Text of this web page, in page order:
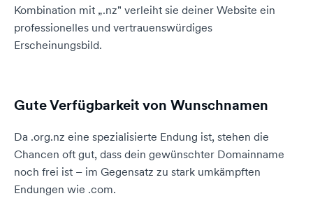
Kombination mit „.nz" verleiht sie deiner Website ein
professionelles und vertrauenswürdiges
Erscheinungsbild.
Gute Verfügbarkeit von Wunschnamen
Da .org.nz eine spezialisierte Endung ist, stehen die
Chancen oft gut, dass dein gewünschter Domainname
noch frei ist – im Gegensatz zu stark umkämpften
Endungen wie .com.